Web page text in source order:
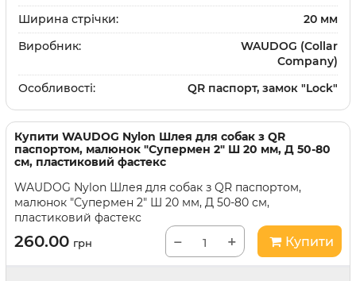
Ширина стрічки:
20 мм
Виробник:
WAUDOG (Collar
Company)
Особливості:
QR паспорт, замок "Lock"
Купити WAUDOG Nylon Шлея для собак з QR
паспортом, малюнок "Супермен 2" Ш 20 мм, Д 50-80
см, пластиковий фастекс
WAUDOG Nylon Шлея для собак з QR паспортом,
малюнок "Супермен 2" Ш 20 мм, Д 50-80 см,
пластиковий фастекс
260.00 грн − + Купити